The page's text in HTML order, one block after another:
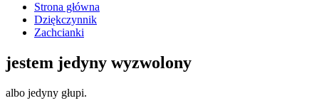
Strona główna
Dziękczynnik
Zachcianki
jestem jedyny wyzwolony
albo jedyny głupi.